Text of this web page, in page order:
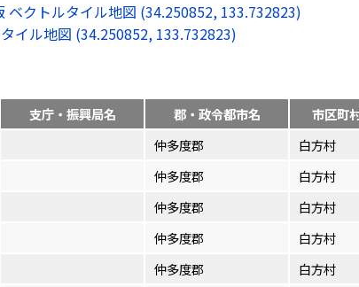
ベクトルタイル地図 (34.250852, 133.732823)
イル地図 (34.250852, 133.732823)
支庁・振興局名 郡・政令都市名 市区町
仲多度郡 白方村
仲多度郡 白方村
仲多度郡 白方村
仲多度郡 白方村
仲多度郡 白方村